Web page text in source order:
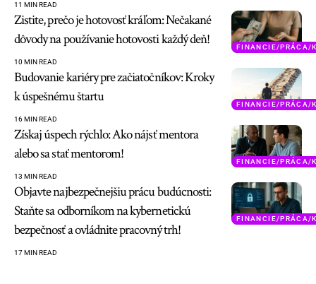
11 MIN READ
FINANCIE/PRÁCA/
Zistite, prečo je hotovosť kráľom: Nečakané
dôvody na používanie hotovosti každý deň!
10 MIN READ
FINANCIE/PRÁCA/
Budovanie kariéry pre začiatočníkov: Kroky
k úspešnému štartu
16 MIN READ
FINANCIE/PRÁCA/
Získaj úspech rýchlo: Ako nájsť mentora
alebo sa stať mentorom!
13 MIN READ
FINANCIE/PRÁCA/
Objavte najbezpečnejšiu prácu budúcnosti:
Staňte sa odborníkom na kybernetickú
bezpečnosť a ovládnite pracovný trh!
17 MIN READ